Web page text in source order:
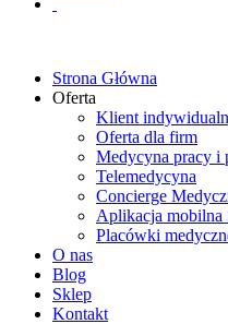
Strona Główna
Oferta
Klient
Oferta dla firm
Medycyna pracy i
Telemedycyna
Concierge
Aplikacja mobilna
Placówki
O nas
Blog
Sklep
Kontakt